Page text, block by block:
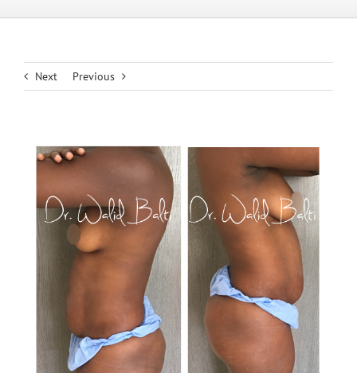
Previous
Next
View
Larger